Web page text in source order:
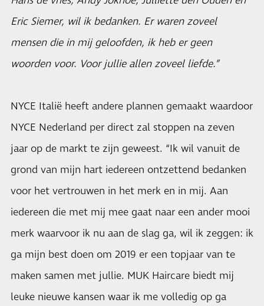
Eric Siemer, wil ik bedanken. Er waren zoveel
mensen die in mij geloofden, ik heb er geen
woorden voor. Voor jullie allen zoveel liefde.”
NYCE Italië heeft andere plannen gemaakt waardoor
NYCE Nederland per direct zal stoppen na zeven
jaar op de markt te zijn geweest. “Ik wil vanuit de
grond van mijn hart iedereen ontzettend bedanken
voor het vertrouwen in het merk en in mij. Aan
iedereen die met mij mee gaat naar een ander mooi
merk waarvoor ik nu aan de slag ga, wil ik zeggen: ik
ga mijn best doen om 2019 er een topjaar van te
maken samen met jullie. MUK Haircare biedt mij
leuke nieuwe kansen waar ik me volledig op ga